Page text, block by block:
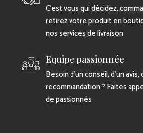
C’est vous qui décidez,
retirez votre produit en
nos services de livraison
Equipe passionnée
Besoin d’un conseil, d’un avis,
recommandation ? Faites
de passionnés